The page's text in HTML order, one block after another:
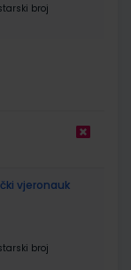
broj
vjeronauk
broj